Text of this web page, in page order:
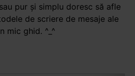
pur și simplu doresc să afle
de scriere de mesaje ale
mic ghid. ^_^